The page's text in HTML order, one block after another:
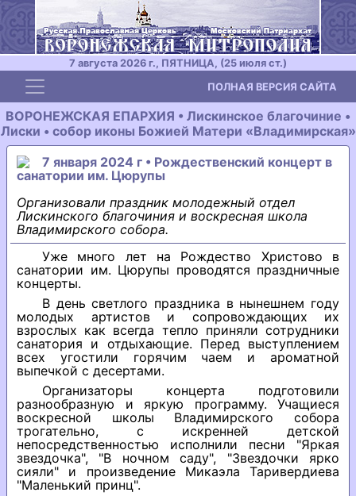
7 августа 2026 г., ПЯТНИЦА, (25 июля ст.)
Toggle navigation ПОЛНАЯ ВЕРСИЯ САЙТА
ВОРОНЕЖСКАЯ ЕПАРХИЯ • Лискинское благочиние •
Лиски • собор иконы Божией Матери «Владимирская»
7 января 2024 г • Рождественский концерт в
санатории им. Цюрупы
Организовали праздник молодежный отдел
Лискинского благочиния и воскресная школа
Владимирского собора.
Уже много лет на Рождество Христово в
санатории им. Цюрупы проводятся праздничные
концерты.
В день светлого праздника в нынешнем году
молодых артистов и сопровождающих их
взрослых как всегда тепло приняли сотрудники
санатория и отдыхающие. Перед выступлением
всех угостили горячим чаем и ароматной
выпечкой с десертами.
Организаторы концерта подготовили
разнообразную и яркую программу. Учащиеся
воскресной школы Владимирского собора
трогательно, с искренней детской
непосредственностью исполнили песни "Яркая
звездочка", "В ночном саду", "Звездочки ярко
сияли" и произведение Микаэла Таривердиева
"Маленький принц".